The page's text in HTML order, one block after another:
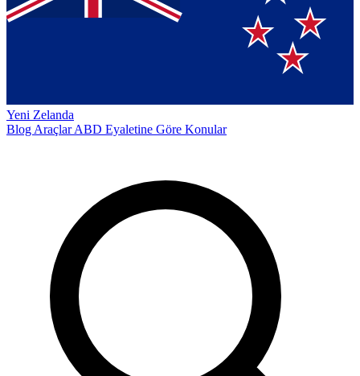
Yeni Zelanda
Blog AraçlarABD Eyaletine Göre Konular